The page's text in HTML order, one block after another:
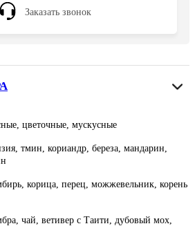
Заказать звонок
цветочные, мускусные
тмин, кориандр, береза, мандарин,
корица, перец, можжевельник, корень
чай, ветивер с Таити, дубовый мох,